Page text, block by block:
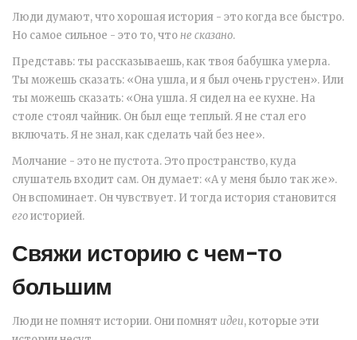
Люди думают, что хорошая история - это когда все быстро.
Но самое сильное - это то, чтоне сказано.
Представь: ты рассказываешь, как твоя бабушка умерла.
Ты можешь сказать: «Она ушла, и я был очень грустен». Или
ты можешь сказать: «Она ушла. Я сидел на ее кухне. На
столе стоял чайник. Он был еще теплый. Я не стал его
включать. Я не знал, как сделать чай без нее».
Молчание - это не пустота. Это пространство, куда
слушатель входит сам. Он думает: «А у меня было так же».
Он вспоминает. Он чувствует. И тогда история становится
егоисторией.
Свяжи историю с чем-то
большим
Люди не помнят истории. Они помнят идеи, которые эти